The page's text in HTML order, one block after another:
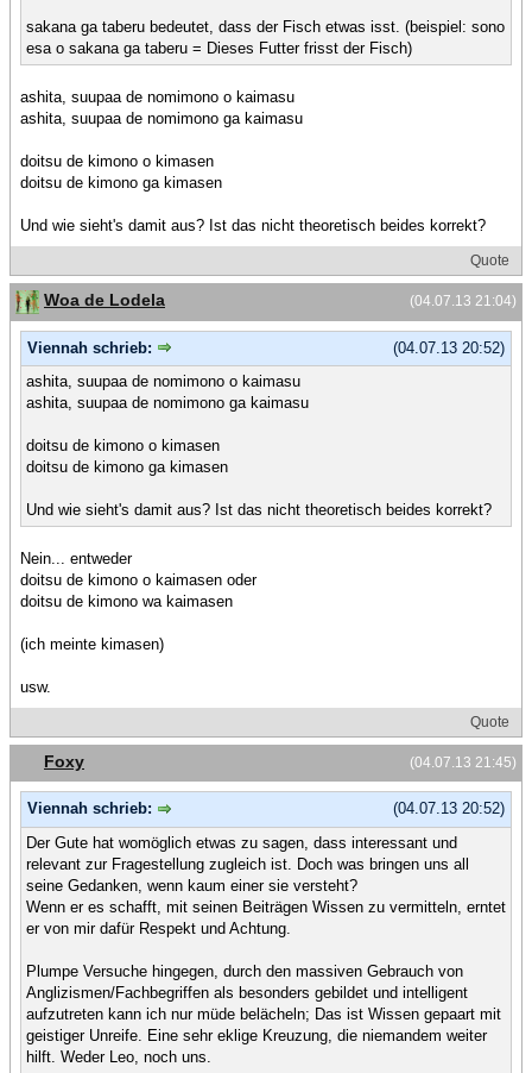
sakana ga taberu bedeutet, dass der Fisch etwas isst. (beispiel: sono
esa o sakana ga taberu = Dieses Futter frisst der Fisch)
ashita, suupaa de nomimono o kaimasu
ashita, suupaa de nomimono ga kaimasu
doitsu de kimono o kimasen
doitsu de kimono ga kimasen
Und wie sieht's damit aus? Ist das nicht theoretisch beides korrekt?
Quote
(04.07.13 21:04)
Woa de Lodela
(04.07.13 20:52)
Viennah schrieb:
ashita, suupaa de nomimono o kaimasu
ashita, suupaa de nomimono ga kaimasu
doitsu de kimono o kimasen
doitsu de kimono ga kimasen
Und wie sieht's damit aus? Ist das nicht theoretisch beides korrekt?
Nein... entweder
doitsu de kimono o kaimasen oder
doitsu de kimono wa kaimasen
(ich meinte kimasen)
usw.
Quote
(04.07.13 21:45)
Foxy
(04.07.13 20:52)
Viennah schrieb:
Der Gute hat womöglich etwas zu sagen, dass interessant und
relevant zur Fragestellung zugleich ist. Doch was bringen uns all
seine Gedanken, wenn kaum einer sie versteht?
Wenn er es schafft, mit seinen Beiträgen Wissen zu vermitteln, erntet
er von mir dafür Respekt und Achtung.
Plumpe Versuche hingegen, durch den massiven Gebrauch von
Anglizismen/Fachbegriffen als besonders gebildet und intelligent
aufzutreten kann ich nur müde belächeln; Das ist Wissen gepaart mit
geistiger Unreife. Eine sehr eklige Kreuzung, die niemandem weiter
hilft. Weder Leo, noch uns.